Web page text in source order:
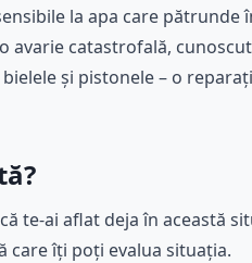
la apa care pătrunde
avarie catastrofală,
și pistonele – o
te-ai aflat deja în această
care îți poți evalua situația.